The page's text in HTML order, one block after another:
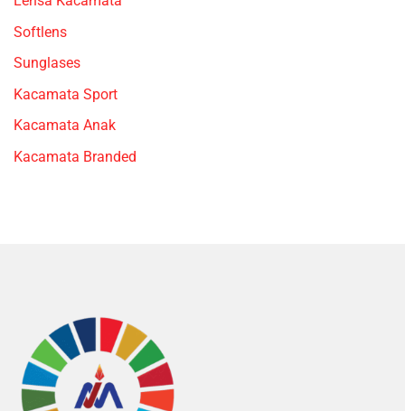
Softlens
Sunglases
Kacamata Sport
Kacamata Anak
Kacamata Branded